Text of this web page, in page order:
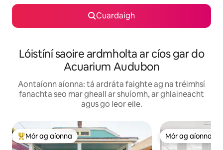
Cuardaigh
Lóistíní saoire ardmholta ar cíos gar do
Acuarium Audubon
Aontaíonn aíonna: tá ardráta faighte ag na tréimhsí
fanachta seo mar gheall ar shuíomh, ar ghlaineacht
agus go leor eile.
An-mhór ag aíonna
Mór ag aíonna Mór ag aíonna
Mór ag aíonna